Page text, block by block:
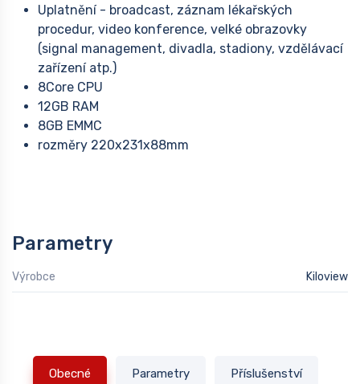
Uplatnění - broadcast, záznam lékařských
procedur, video konference, velké obrazovky
(signal management, divadla, stadiony, vzdělávací
zařízení atp.)
8Core CPU
12GB RAM
8GB EMMC
rozměry 220x231x88mm
Parametry
Výrobce Kiloview
Obecné Parametry Příslušenství